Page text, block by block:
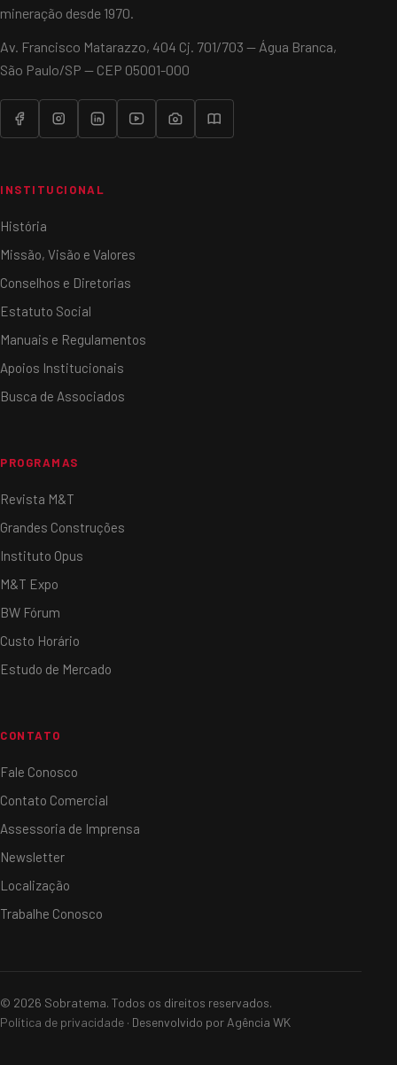
mineração desde 1970.
Av. Francisco Matarazzo, 404 Cj. 701/703 — Água Branca,
São Paulo/SP — CEP 05001-000
INSTITUCIONAL
História
Missão, Visão e Valores
Conselhos e Diretorias
Estatuto Social
Manuais e Regulamentos
Apoios Institucionais
Busca de Associados
PROGRAMAS
Revista M&T
Grandes Construções
Instituto Opus
M&T Expo
BW Fórum
Custo Horário
Estudo de Mercado
CONTATO
Fale Conosco
Contato Comercial
Assessoria de Imprensa
Newsletter
Localização
Trabalhe Conosco
© 2026 Sobratema. Todos os direitos reservados.
Política de privacidade · Desenvolvido por Agência WK